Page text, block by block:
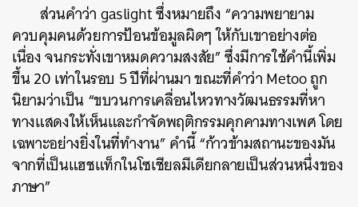
ส่วนคำว่า gaslight ซึ่งหมายถึง “ความพยายาม
ควบคุมคนด้วยการป้อนข้อมูลผิดๆ ให้กับเขาอย่างต่อ
เนื่อง จนกระทั่งเขาหมดความสงสัย” ซึ่งมีการใช้คำนี้เพิ่ม
ขึ้น 20 เท่าในรอบ 5 ปีที่ผ่านมา ขณะที่คำว่า Metoo ถูก
นิยามว่าเป็น “ขบวนการเคลื่อนไหวทางวัฒนธรรมที่หา
ทางแสดงให้เห็นและกำจัดพฤติกรรมคุกคามทางเพศ โดย
เฉพาะอย่างยิ่งในที่ทำงาน” คำนี้ “ก้าวข้ามสถานะของมัน
จากที่เป็นแฮชแท็กในโซเชียลมีเดียกลายเป็นส่วนหนึ่งของ
ภาษา”
ค้นหา